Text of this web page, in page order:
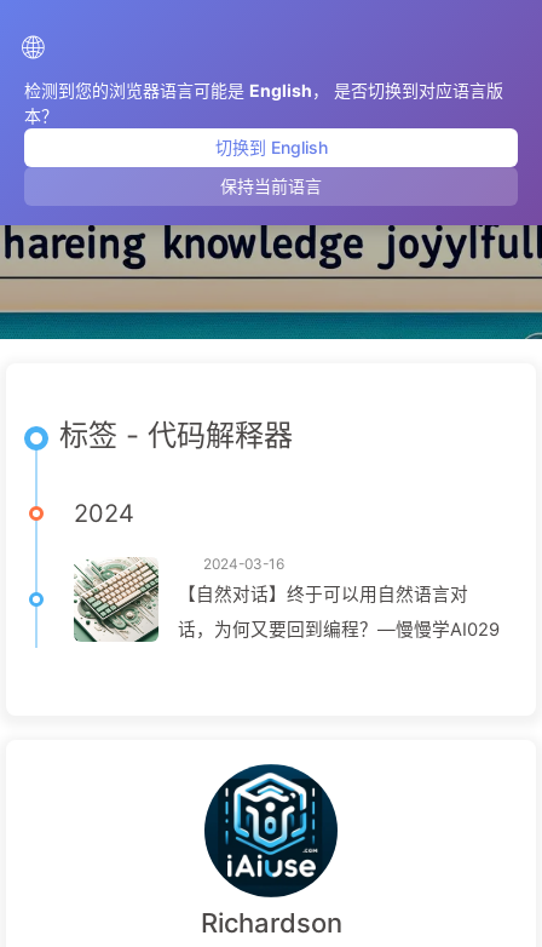
🌐
检测到您的浏览器语言可能是 English， 是否切换到对应语言版
本？
切换到 English
保持当前语言
代码解释器
标签 - 代码解释器
2024
2024-03-16
【自然对话】终于可以用自然语言对
话，为何又要回到编程？—慢慢学AI029
Richardson